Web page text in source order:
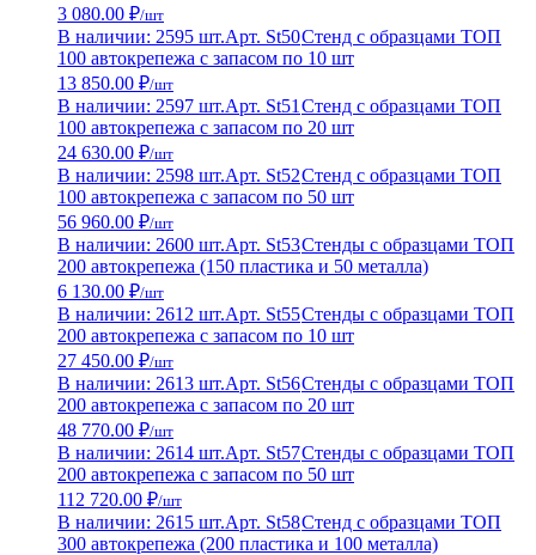
3 080.00 ₽/шт
В наличии: 2595 шт.Арт. St50Стенд с образцами ТОП
100 автокрепежа с запасом по 10 шт
13 850.00 ₽/шт
В наличии: 2597 шт.Арт. St51 Стенд с образцами ТОП
100 автокрепежа с запасом по 20 шт
24 630.00 ₽/шт
В наличии: 2598 шт.Арт. St52Стенд с образцами ТОП
100 автокрепежа с запасом по 50 шт
56 960.00 ₽/шт
В наличии: 2600 шт.Арт. St53Стенды с образцами ТОП
200 автокрепежа (150 пластика и 50 металла)
6 130.00 ₽/шт
В наличии: 2612 шт.Арт. St55Стенды с образцами ТОП
200 автокрепежа с запасом по 10 шт
27 450.00 ₽/шт
В наличии: 2613 шт.Арт. St56Стенды с образцами ТОП
200 автокрепежа с запасом по 20 шт
48 770.00 ₽/шт
В наличии: 2614 шт.Арт. St57Стенды с образцами ТОП
200 автокрепежа с запасом по 50 шт
112 720.00 ₽/шт
В наличии: 2615 шт.Арт. St58Стенд с образцами ТОП
300 автокрепежа (200 пластика и 100 металла)